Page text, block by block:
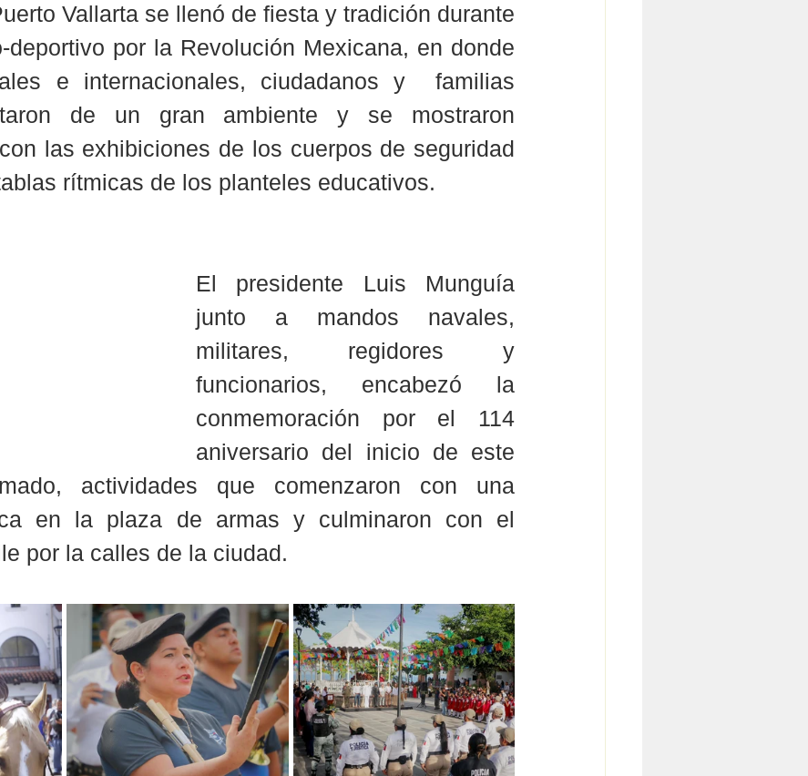
Vallarta se llenó de fiesta y tradición durante
por la Revolución Mexicana, en donde
e internacionales, ciudadanos y  familias
de un gran ambiente y se mostraron
las exhibiciones de los cuerpos de seguridad
rítmicas de los planteles educativos.
El presidente Luis Munguía
junto a mandos navales,
militares, regidores y
funcionarios, encabezó la
conmemoración por el 114
aniversario del inicio de este
actividades que comenzaron con una
en la plaza de armas y culminaron con el
por la calles de la ciudad.